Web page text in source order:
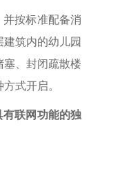
按标准配备消
筑内的幼儿园
、封闭疏散楼
式开启。
联网功能的独